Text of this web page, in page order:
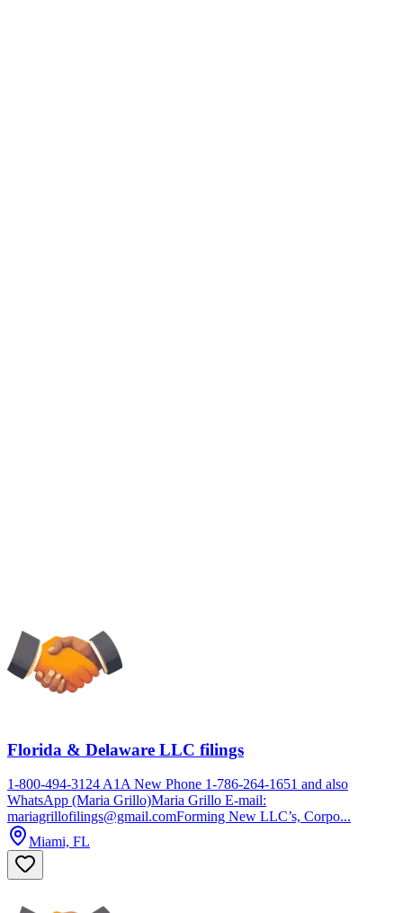
Florida & Delaware LLC filings
1-800-494-3124 A1A New Phone 1-786-264-1651 and also
WhatsApp (Maria Grillo)Maria Grillo E-mail:
mariagrillofilings@gmail.comForming New LLC’s, Corpo...
Miami, FL